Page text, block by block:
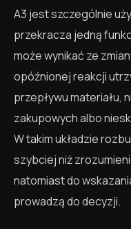
A3 jest szczególnie
przekracza jedną
może wynikać ze
opóźnionej reakcji
przepływu materiału,
zakupowych albo
W takim układzie
szybciej niż
natomiast do
prowadzą do decyzji.